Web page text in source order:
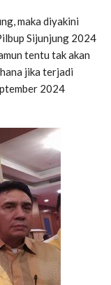
maka diyakini
Sijunjung 2024
tentu tak akan
jika terjadi
2024